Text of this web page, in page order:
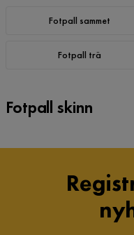
Fotpall sammet
Fotpall trä
Fotpall skinn